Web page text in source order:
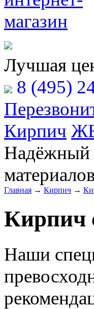
Лучшая
8 (495)
Кирпич
Надёжный
Главная → Кирпич →
Кирпич
Наши